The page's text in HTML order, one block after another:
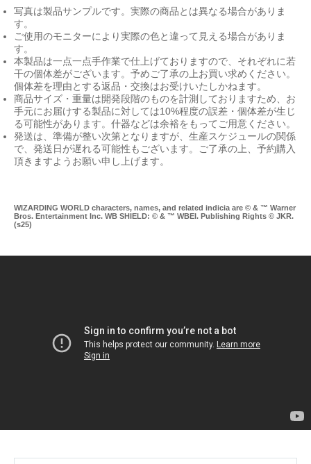
写真は製品サンプルです。実際の商品とは異なる場合がありま
す。
ご使用のモニターにより実際の色と違って見える場合がありま
す。
本製品は一点一点手作業で仕上げておりますので、それぞれに若
干の個体差がございます。予めご了承の上お買い求めください。
個体差を理由とする返品・交換はお受けいたしかねます。
商品サイズ・重量は開発段階のものを計測しておりますため、お
手元にお届けする製品に対しては10%程度の誤差・個体差が生じ
る可能性があります。什器などは余裕をもってご用意ください。
発送は、準備が整い次第となりますが、生産スケジュールの関係
で、発送日が遅れる可能性もございます。ご了承の上、予約購入
頂きますようお願い申し上げます。
WIZARDING WORLD characters, names, and related indicia are © & ™ Warner
Bros. Entertainment Inc. WB SHIELD: © & ™ WBEI. Publishing Rights © JKR.
(s25)